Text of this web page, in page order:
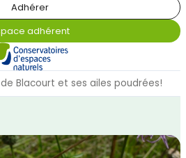
Adhérer
adhérent
Blacourt et ses ailes poudrées!